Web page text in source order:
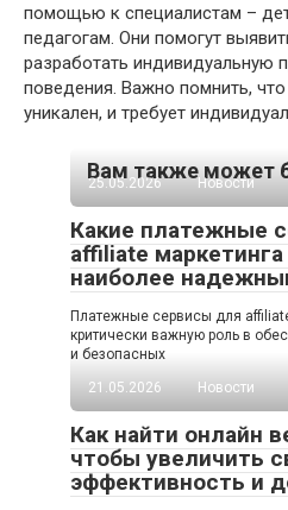
помощью к специалистам –
педагогам. Они помогут
разработать индивидуальную
поведения. Важно помнить,
уникален, и требует
Вам также может
25.05.2026 Новости
Какие платежные
affiliate
наиболее
Платежные сервисы для
критически важную роль в
и безопасных
21.05.2026
Новости
Как найти онлайн
чтобы увеличить
эффективность и